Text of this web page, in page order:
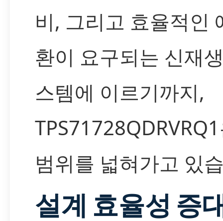
비, 그리고 효율적인
환이 요구되는 신재
스템에 이르기까지,
범위를 넓혀가고 있
설계 효율성 증